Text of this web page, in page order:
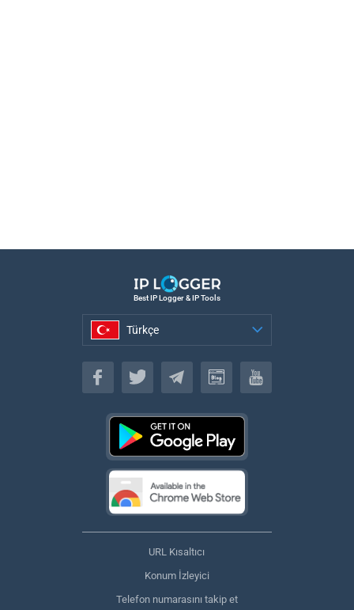
Best IP Logger & IP Tools
Türkçe
Türkçe
URL Kısaltıcı
Konum İzleyici
Telefon numarasını takip et